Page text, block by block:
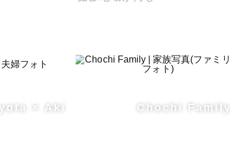
に活動しています。
市・筑紫野市・鳥栖市・三井郡・う
× Aki Chochi Family